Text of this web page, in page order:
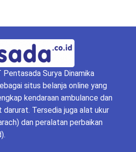
Surya Dinamika
situs belanja online yang
kendaraan ambulance dan
Tersedia juga alat ukur
dan peralatan perbaikan